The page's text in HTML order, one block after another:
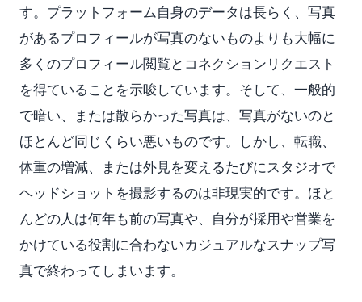
す。プラットフォーム自身のデータは長らく、写真
があるプロフィールが写真のないものよりも大幅に
多くのプロフィール閲覧とコネクションリクエスト
を得ていることを示唆しています。そして、一般的
で暗い、または散らかった写真は、写真がないのと
ほとんど同じくらい悪いものです。しかし、転職、
体重の増減、または外見を変えるたびにスタジオで
ヘッドショットを撮影するのは非現実的です。ほと
んどの人は何年も前の写真や、自分が採用や営業を
かけている役割に合わないカジュアルなスナップ写
真で終わってしまいます。